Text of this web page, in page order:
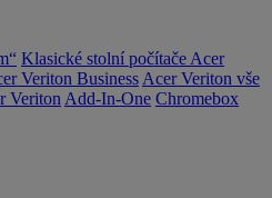
Klasické stolní počítače Acer
Veriton Business Acer Veriton vše
Veriton Add-In-One Chromebox